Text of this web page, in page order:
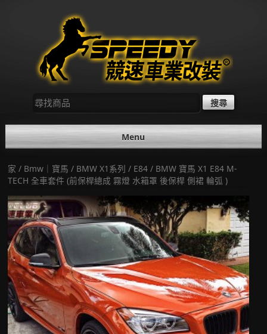
尋
找：
Menu
家 / Bmw｜寶馬 / BMW X1系列 / E84/ BMW 寶馬 X1 E84 M-
TECH 全車套件 (前保桿總成 霧燈 水箱罩 後保桿 側裙 輪弧 )